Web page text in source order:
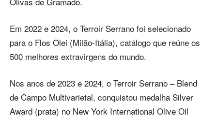
Em 2022 e 2024, o Terroir Serrano foi selecionado
para o Flos Olei (Milão-Itália), catálogo que reúne os
500 melhores extravirgens do mundo.
Nos anos de 2023 e 2024, o Terroir Serrano – Blend
de Campo Multivarietal, conquistou medalha Silver
Award (prata) no New York International Olive Oil